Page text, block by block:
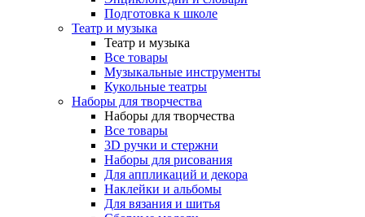
Подготовка к школе
Театр и музыка
Театр и музыка
Все товары
Музыкальные инструменты
Кукольные театры
Наборы для творчества
Наборы для творчества
Все товары
3D ручки и стержни
Наборы для рисования
Для аппликаций и декора
Наклейки и альбомы
Для вязания и шитья